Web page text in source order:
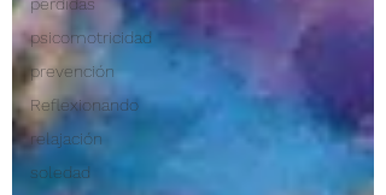
psicomotricidad
prevención
Reflexionando
relajación
soledad